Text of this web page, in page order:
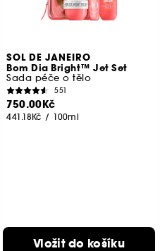
SOL DE JANEIRO
Bom Dia Bright™ Jet Set
Sada péče o tělo
551
750.00Kč
441.18Kč / 100ml
Vložit do košíku